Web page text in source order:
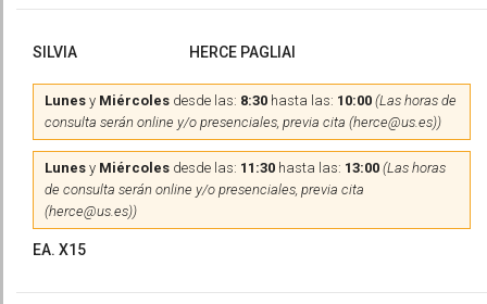
SILVIA HERCE PAGLIAI
Lunes y Miércoles desde las: 8:30 hasta las: 10:00 (Las horas de
consulta serán online y/o presenciales, previa cita (herce@us.es))
Lunes y Miércoles desde las: 11:30 hasta las: 13:00 (Las horas
de consulta serán online y/o presenciales, previa cita
(herce@us.es))
EA. X15